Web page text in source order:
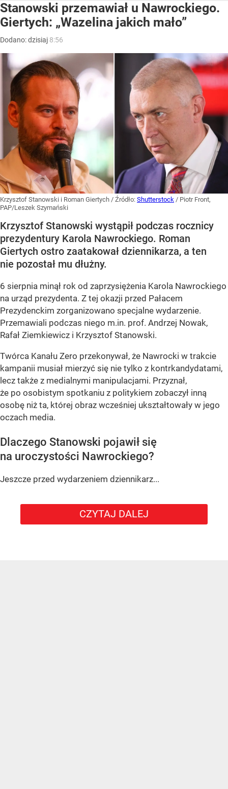
Stanowski przemawiał u Nawrockiego.
Giertych: „Wazelina jakich mało”
Dodano:dzisiaj 8:56
Krzysztof Stanowski i Roman Giertych / Źródło: Shutterstock / Piotr Front,
PAP/Leszek Szymański
Krzysztof Stanowski wystąpił podczas rocznicy
prezydentury Karola Nawrockiego. Roman
Giertych ostro zaatakował dziennikarza, a ten
nie pozostał mu dłużny.
6 sierpnia minął rok od zaprzysiężenia Karola Nawrockiego
na urząd prezydenta. Z tej okazji przed Pałacem
Prezydenckim zorganizowano specjalne wydarzenie.
Przemawiali podczas niego m.in. prof. Andrzej Nowak,
Rafał Ziemkiewicz i Krzysztof Stanowski.
Twórca Kanału Zero przekonywał, że Nawrocki w trakcie
kampanii musiał mierzyć się nie tylko z kontrkandydatami,
lecz także z medialnymi manipulacjami. Przyznał,
że po osobistym spotkaniu z politykiem zobaczył inną
osobę niż ta, której obraz wcześniej ukształtowały w jego
oczach media.
Dlaczego Stanowski pojawił się
na uroczystości Nawrockiego?
Jeszcze przed wydarzeniem dziennikarz...
CZYTAJ DALEJ